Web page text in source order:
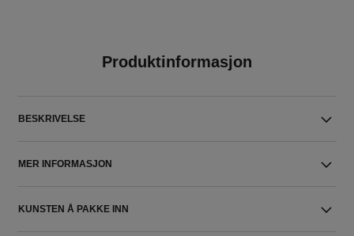
Produktinformasjon
BESKRIVELSE
MER INFORMASJON
KUNSTEN Å PAKKE INN